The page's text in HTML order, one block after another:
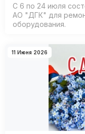
С 6 по 24 июля
АО "ДГК" для
оборудования.
11 Июня 2026